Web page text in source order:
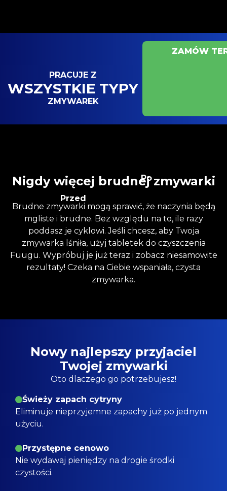
PRACUJE Z
WSZYSTKIE TYPY
ZMYWAREK
ZAMÓW
Nigdy więcej brudnej zmywarki
Przed
Po
Brudne zmywarki mogą sprawić, że naczynia będą
mgliste i brudne. Bez względu na to, ile razy
poddasz je cyklowi. Jeśli chcesz, aby Twoja
zmywarka lśniła, użyj tabletek do czyszczenia
Fuugu. Wypróbuj je już teraz i zobacz niesamowite
rezultaty! Czeka na Ciebie wspaniała, czysta
zmywarka.
Nowy najlepszy przyjaciel
Twojej zmywarki
Oto dlaczego go potrzebujesz!
Świeży zapach cytryny
Eliminuje nieprzyjemne zapachy już po jednym
użyciu.
Przystępne cenowo
Nie wydawaj pieniędzy na drogie środki
czystości.